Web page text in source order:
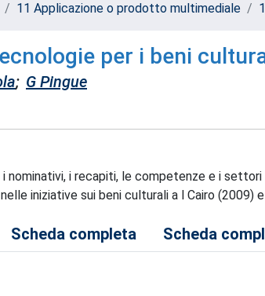
11 Applicazione o prodotto multimediale
per i beni
; G Pingue
nominativi, i recapiti, le competenze e i
iniziative sui beni culturali a l Cairo (2009)
Scheda completa Scheda